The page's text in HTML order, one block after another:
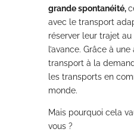
grande spontanéité,
avec le transport
réserver leur trajet
l’avance. Grâce à
transport à la
les transports en
monde.
Mais pourquoi cela
vous ?